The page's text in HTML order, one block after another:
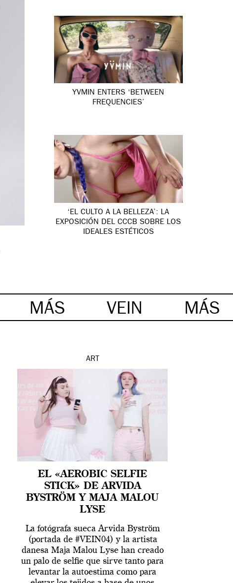
YVMIN ENTERS ‘BETWEEN
FREQUENCIES’
‘EL CULTO A LA BELLEZA’: LA
EXPOSICIÓN DEL CCCB SOBRE LOS
IDEALES ESTÉTICOS
MÁS VEIN MÁS
ART
EL «AEROBIC SELFIE
STICK» DE ARVIDA
BYSTRÖM Y MAJA MALOU
LYSE
La fotógrafa sueca Arvida Byström
(portada de #VEIN04) y la artista
danesa Maja Malou Lyse han creado
un palo de selfie que sirve tanto para
levantar la autoestima como para